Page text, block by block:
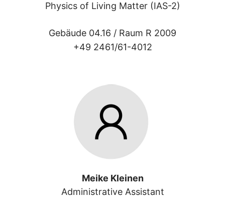
Physics of Living Matter (IAS-2)
Gebäude 04.16 / Raum R 2009
+49 2461/61-4012
Meike Kleinen
Administrative Assistant